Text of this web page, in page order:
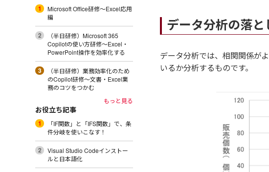
データ分析の落と
データ分析では、相関関係がよ
いるか分析するものです。
Microsoft Office研修～Excel応用
編
（半日研修）Microsoft 365
Copilotの使い方研修～Excel・
PowerPoint操作を効率化する
（半日研修）業務効率化のため
のCopilot研修～文書・Excel業
務のコツをつかむ
もっと見る
お役立ち記事
「IF関数」と「IFS関数」で、条
件分岐を使いこなす！
Visual Studio Codeインストー
ルと日本語化